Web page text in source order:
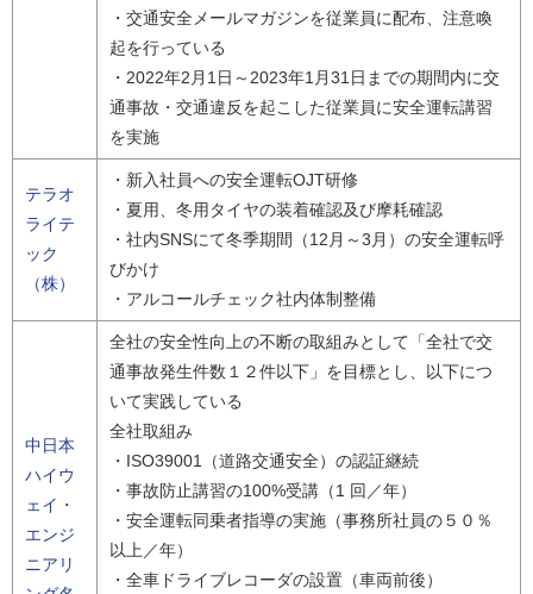
・交通安全メールマガジンを従業員に配布、注意喚
起を行っている
・2022年2月1日～2023年1月31日までの期間内に交
通事故・交通違反を起こした従業員に安全運転講習
を実施
テラオ
ライテ
ック
（株）
・新入社員への安全運転OJT研修
・夏用、冬用タイヤの装着確認及び摩耗確認
・社内SNSにて冬季期間（12月～3月）の安全運転呼
びかけ
・アルコールチェック社内体制整備
中日本
ハイウ
ェイ・
エンジ
ニアリ
全社の安全性向上の不断の取組みとして「全社で交
通事故発生件数１２件以下」を目標とし、以下につ
いて実践している
全社取組み
・ISO39001（道路交通安全）の認証継続
・事故防止講習の100%受講（1 回／年）
・安全運転同乗者指導の実施（事務所社員の５０％
以上／年）
・全車ドライブレコーダの設置（車両前後）